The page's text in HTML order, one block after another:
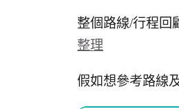
整個路線/行程回
整理
假如想參考路線